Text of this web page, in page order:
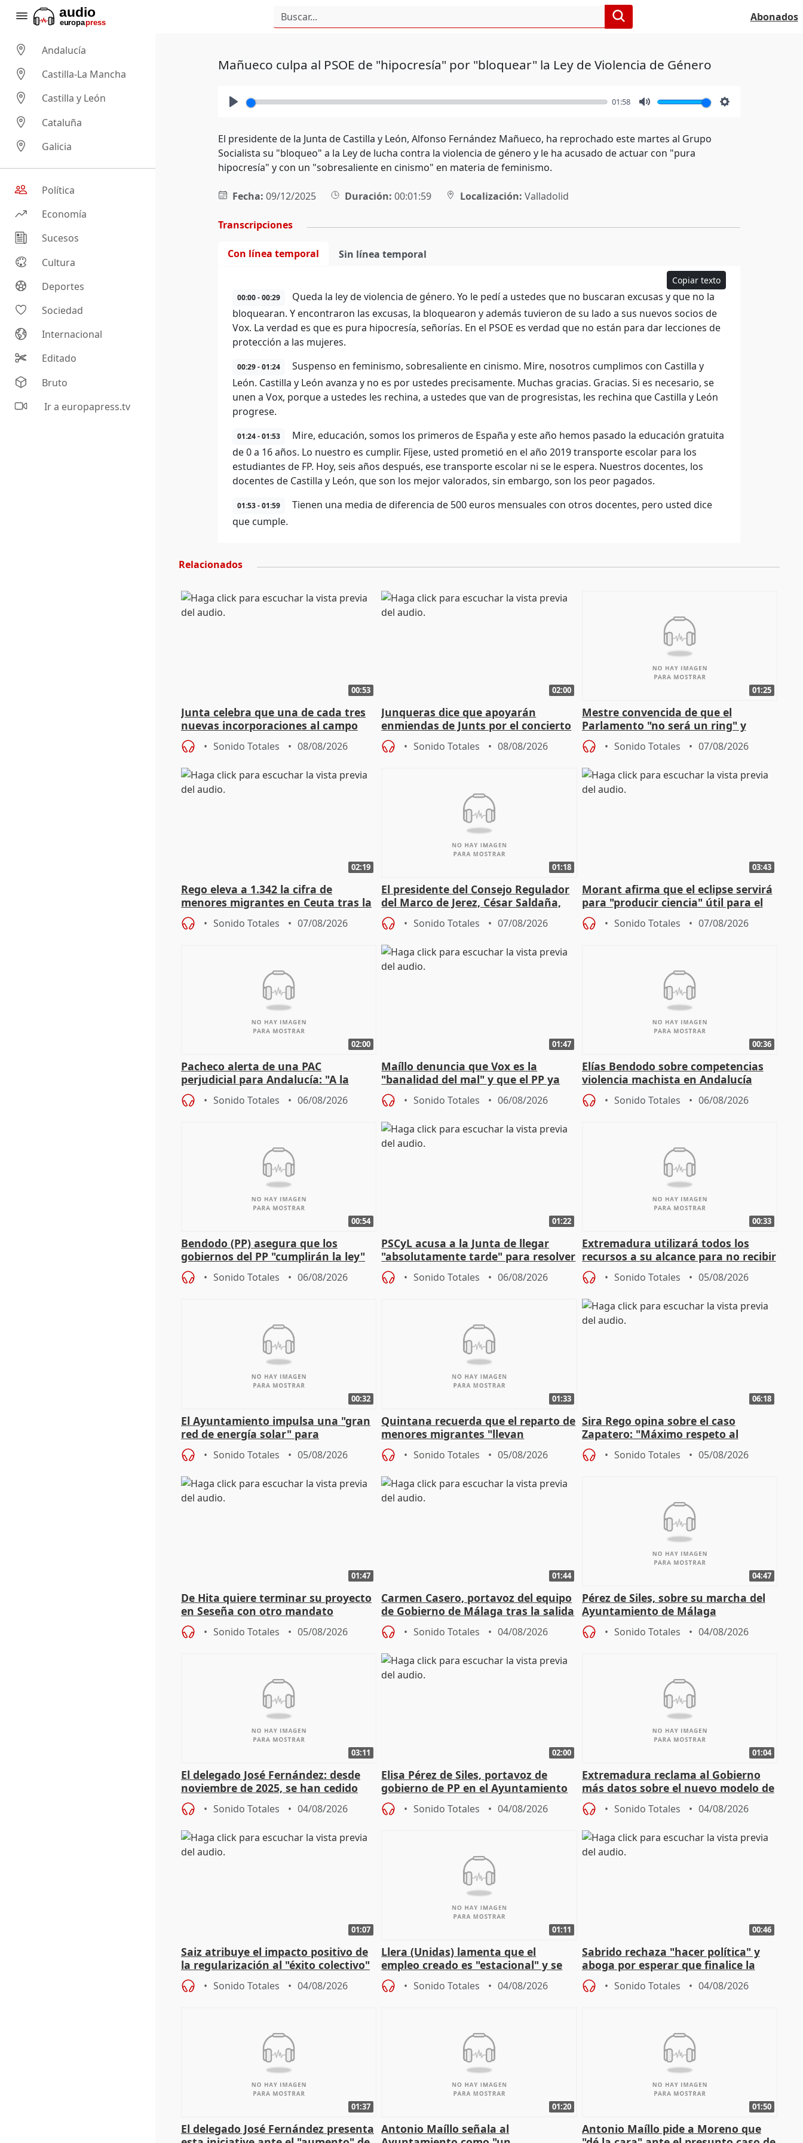
Abonados
Andalucía
Castilla-La Mancha
Castilla y León
Cataluña
Galicia
Política
Economía
Sucesos
Cultura
Deportes
Sociedad
Internacional
Editado
Bruto
Ir a europapress.tv
Mañueco culpa al PSOE de "hipocresía" por "bloquear" la Ley de Violencia de Género
01:58
El presidente de la Junta de Castilla y León, Alfonso Fernández Mañueco, ha reprochado este martes al Grupo
Socialista su "bloqueo" a la Ley de lucha contra la violencia de género y le ha acusado de actuar con "pura
hipocresía" y con un "sobresaliente en cinismo" en materia de feminismo.
Fecha: 09/12/2025 Duración: 00:01:59 Localización: Valladolid
Transcripciones
Con línea temporal Sin línea temporal
Copiar texto
00:00 - 00:29
Queda la ley de violencia de género. Yo le pedí a ustedes que no buscaran excusas y que no la
bloquearan. Y encontraron las excusas, la bloquearon y además tuvieron de su lado a sus nuevos socios de
Vox. La verdad es que es pura hipocresía, señorías. En el PSOE es verdad que no están para dar lecciones de
protección a las mujeres.
00:29 - 01:24
Suspenso en feminismo, sobresaliente en cinismo. Mire, nosotros cumplimos con Castilla y
León. Castilla y León avanza y no es por ustedes precisamente. Muchas gracias. Gracias. Si es necesario, se
unen a Vox, porque a ustedes les rechina, a ustedes que van de progresistas, les rechina que Castilla y León
progrese.
01:24 - 01:53
Mire, educación, somos los primeros de España y este año hemos pasado la educación gratuita
de 0 a 16 años. Lo nuestro es cumplir. Fíjese, usted prometió en el año 2019 transporte escolar para los
estudiantes de FP. Hoy, seis años después, ese transporte escolar ni se le espera. Nuestros docentes, los
docentes de Castilla y León, que son los mejor valorados, sin embargo, son los peor pagados.
01:53 - 01:59
Tienen una media de diferencia de 500 euros mensuales con otros docentes, pero usted dice
que cumple.
Relacionados
00:53
Junta celebra que una de cada tres
nuevas incorporaciones al campo
andaluz son mujeres jóvenes
Sonido Totales 08/08/2026
02:00
Junqueras dice que apoyarán
enmiendas de Junts por el concierto
en el trámite de financiación
Sonido Totales 08/08/2026
01:25
Mestre convencida de que el
Parlamento "no será un ring" y
defiende "estabilidad" del pacto con
Vox
Sonido Totales 07/08/2026
02:19
Rego eleva a 1.342 la cifra de
menores migrantes en Ceuta tras la
entrada masiva
Sonido Totales 07/08/2026
01:18
El presidente del Consejo Regulador
del Marco de Jerez, César Saldaña,
sobre exportaciones
Sonido Totales 07/08/2026
03:43
Morant afirma que el eclipse servirá
para "producir ciencia" útil para el
resto del mundo
Sonido Totales 07/08/2026
02:00
Pacheco alerta de una PAC
perjudicial para Andalucía: "A la
agricultura hay que protegerla"
Sonido Totales 06/08/2026
01:47
Maíllo denuncia que Vox es la
"banalidad del mal" y que el PP ya
asume todas sus tesis
Sonido Totales 06/08/2026
00:36
Elías Bendodo sobre competencias
violencia machista en Andalucía
Sonido Totales 06/08/2026
00:54
Bendodo (PP) asegura que los
gobiernos del PP "cumplirán la ley"
sobre los menores migrantes
Sonido Totales 06/08/2026
01:22
PSCyL acusa a la Junta de llegar
"absolutamente tarde" para resolver
problemas como Newcastle
Sonido Totales 06/08/2026
00:33
Extremadura utilizará todos los
recursos a su alcance para no recibir
más menores migrantes
Sonido Totales 05/08/2026
00:32
El Ayuntamiento impulsa una "gran
red de energía solar" para
autoconsumo
Sonido Totales 05/08/2026
01:33
Quintana recuerda que el reparto de
menores migrantes "llevan
aportación del Gobierno" central
Sonido Totales 05/08/2026
06:18
Sira Rego opina sobre el caso
Zapatero: "Máximo respeto al
proceso judicial"
Sonido Totales 05/08/2026
01:47
De Hita quiere terminar su proyecto
en Seseña con otro mandato
Sonido Totales 05/08/2026
01:44
Carmen Casero, portavoz del equipo
de Gobierno de Málaga tras la salida
de Pérez de Siles
Sonido Totales 04/08/2026
04:47
Pérez de Siles, sobre su marcha del
Ayuntamiento de Málaga
Sonido Totales 04/08/2026
03:11
El delegado José Fernández: desde
noviembre de 2025, se han cedido
9.810 ayudas por nacimiento
Sonido Totales 04/08/2026
02:00
Elisa Pérez de Siles, portavoz de
gobierno de PP en el Ayuntamiento
de Málaga, deja la política
Sonido Totales 04/08/2026
01:04
Extremadura reclama al Gobierno
más datos sobre el nuevo modelo de
financiación
Sonido Totales 04/08/2026
01:07
Saiz atribuye el impacto positivo de
la regularización al "éxito colectivo"
del Gobierno
Sonido Totales 04/08/2026
01:11
Llera (Unidas) lamenta que el
empleo creado es "estacional" y se
"esfumará" al acabar el verano
Sonido Totales 04/08/2026
00:46
Sabrido rechaza "hacer política" y
aboga por esperar que finalice la
investigación del incendio
Sonido Totales 04/08/2026
01:37
El delegado José Fernández presenta
01:20
Antonio Maíllo señala al
01:50
Antonio Maíllo pide a Moreno que